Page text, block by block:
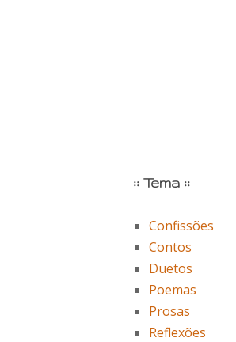
:: Tema ::
Confissões
Contos
Duetos
Poemas
Prosas
Reflexões